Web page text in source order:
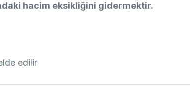
hacim eksikliğini gidermektir.
edilir